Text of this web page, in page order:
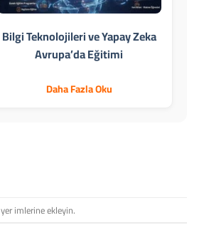
Bilgi Teknolojileri ve Yapay Zeka
Avrupa’da Eğitimi
Daha Fazla Oku
yer imlerine ekleyin.